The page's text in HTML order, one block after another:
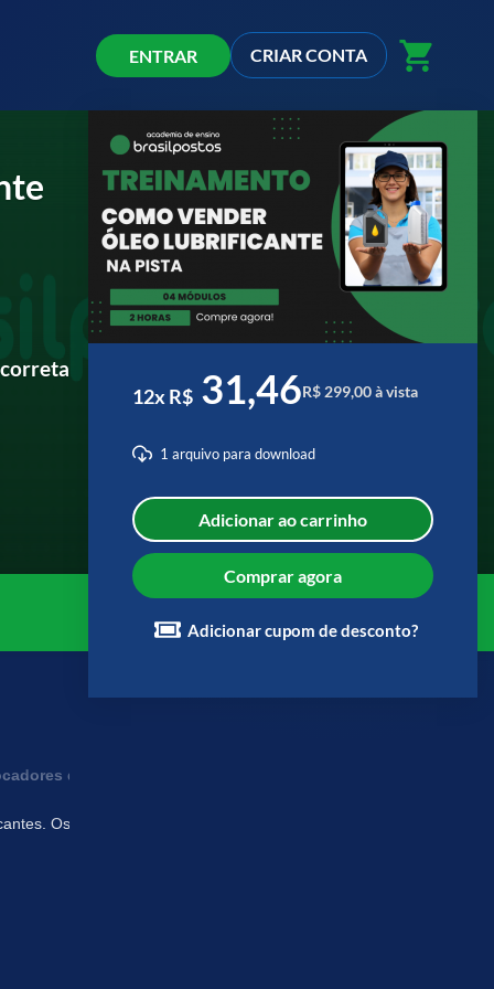
ENTRAR CRIAR CONTA shopping_cart
de óleo com foco no aumento de conversão de vendas.
Os alunos aprendem sobre as funções dos lubrificantes, do
12x R$ 31,46R$ 299,00 à vista
1 arquivo para download
Adicionar ao carrinho
Comprar agora
Adicionar cupom de desconto?